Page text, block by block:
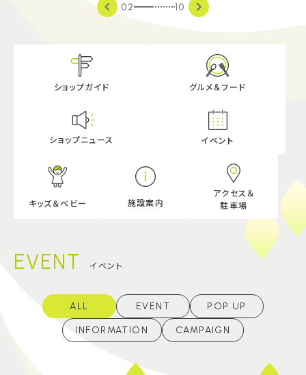
よくあるご質問
スタッフ募集
03 10
ショップガイド グルメ＆フード
ショップニュース イベント
キッズ＆ベビー 施設案内
アクセス＆
駐車場
EVENT イベント
ALL EVENT POP UP
INFORMATION CAMPAIGN